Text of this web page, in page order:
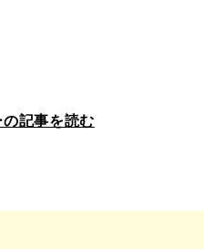
記事を読む